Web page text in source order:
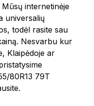
internetinėje
universalių
todėl rasite sau
Nesvarbu kur
Klaipėdoje ar
80R13 79T